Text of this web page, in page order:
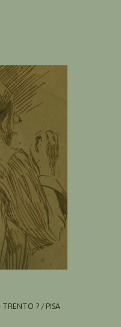
TRENTO ? / PISA